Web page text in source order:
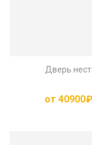
Дверь
от 40900₽